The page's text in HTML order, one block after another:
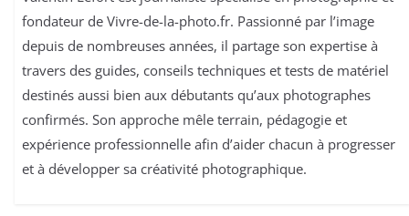
fondateur de Vivre-de-la-photo.fr. Passionné par l’image
depuis de nombreuses années, il partage son expertise à
travers des guides, conseils techniques et tests de matériel
destinés aussi bien aux débutants qu’aux photographes
confirmés. Son approche mêle terrain, pédagogie et
expérience professionnelle afin d’aider chacun à progresser
et à développer sa créativité photographique.